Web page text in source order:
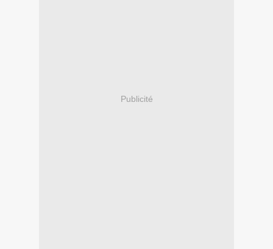
Publicité